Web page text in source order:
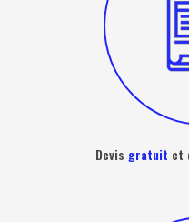
Devis gratuit et